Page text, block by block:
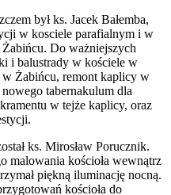
był ks. Jacek Bałemba,
w kosciele parafialnym i w
Do ważniejszych
i balustrady w kościele w
w Żabińcu, remont kaplicy w
tabernakulum dla
w tejże kaplicy, oraz
ks. Mirosław Porucznik.
malowania kościoła wewnątrz
piękną iluminację nocną.
kościoła do